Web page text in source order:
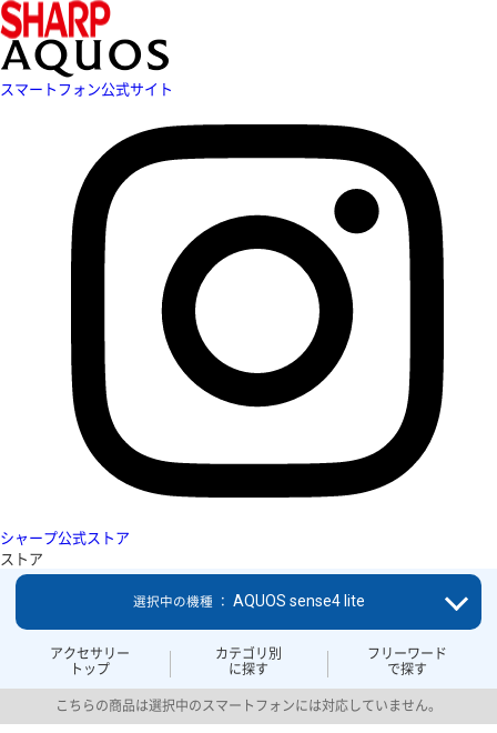
スマートフォン公式サイト
シャープ公式ストア
ストア
アクセサリー
トップ
カテゴリ別
に探す
フリーワード
で探す
選択中の機種 ： AQUOS sense4 lite
こちらの商品は選択中のスマートフォンには対応していません。